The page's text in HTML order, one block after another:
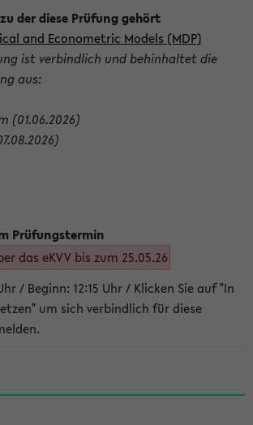
and Econometric Models (MDP)
ist verbindlich und behinhaltet die
aus:
(01.06.2026)
das eKVV bis zum 25.05.26
/ Beginn: 12:15 Uhr / Klicken Sie auf "In
um sich verbindlich für diese